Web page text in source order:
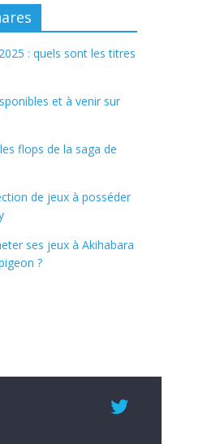
: quels sont les titres
et à venir sur
flops de la saga de
de jeux à posséder
ses jeux à Akihabara
?